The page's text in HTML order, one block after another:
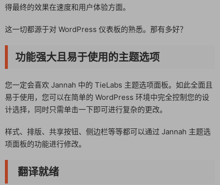
得最终的效果在速度和用户体验方面。
这一切都源于对 WordPress 仪表板的熟悉。那有多好？
功能强大且易于使用的主题选项
您一定会喜欢 Jannah 中的 TieLabs 主题选项面板。如此全面且
易于使用，您可以在简单的 WordPress 环境中完全控制您的设
计选择，同时只需单击一下即可进行复杂的更改。
样式、排版、共享按钮、侧边栏等等都可以通过 Jannah 主题选
项面板的功能进行修改。
翻译就绪